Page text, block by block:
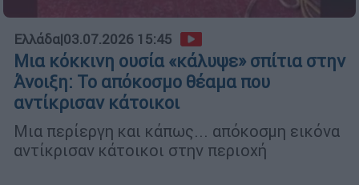
Ελλάδα|03.07.2026 15:45
Μια κόκκινη ουσία «κάλυψε» σπίτια στην
Άνοιξη: Το απόκοσμο θέαμα που
αντίκρισαν κάτοικοι
Μια περίεργη και κάπως... απόκοσμη εικόνα
αντίκρισαν κάτοικοι στην περιοχή